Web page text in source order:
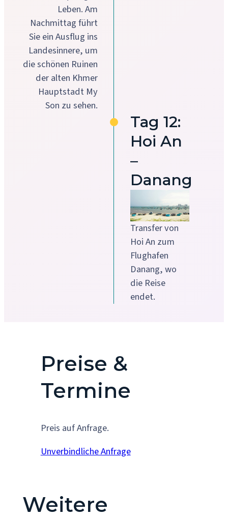
Leben. Am
Nachmittag führt
Sie ein Ausflug ins
Landesinnere, um
die schönen Ruinen
der alten Khmer
Hauptstadt My
Son zu sehen.
Tag 12:
Hoi An
–
Danang
Transfer von
Hoi An zum
Flughafen
Danang, wo
die Reise
endet.
Preise &
Termine
Preis auf Anfrage.
Unverbindliche Anfrage
Weitere